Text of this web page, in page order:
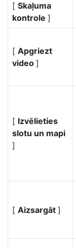
[ Skaļuma
kontrole ]
[ Apgriezt
video ]
[ Izvēlieties
slotu un mapi
]
[ Aizsargāt ]